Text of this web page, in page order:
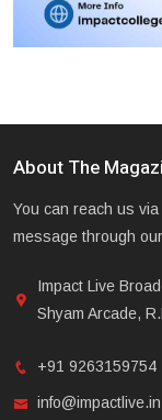
About The
You can reach us
message through
Impact Live
Shyam Arcade,
+91 9263159754
info@impactlive.in